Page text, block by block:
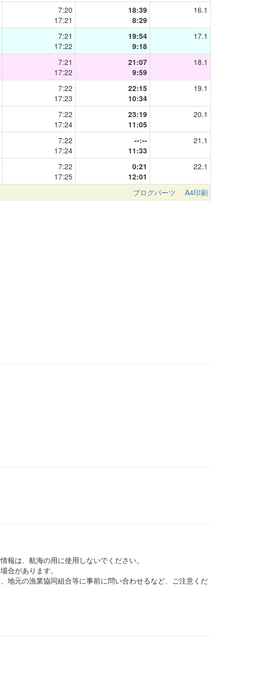
7:20
17:21
18:39
8:29
16.1
7:21
17:22
19:54
9:18
17.1
7:21
17:22
21:07
9:59
18.1
7:22
17:23
22:15
10:34
19.1
7:22
17:24
23:19
11:05
20.1
7:22
17:24
--:--
11:33
21.1
7:22
17:25
0:21
12:01
22.1
ブログパーツ A4印刷
は、航海の用に使用しないでください。
合があります。
地元の漁業協同組合等に事前に問い合わせるなど、ご注意くだ